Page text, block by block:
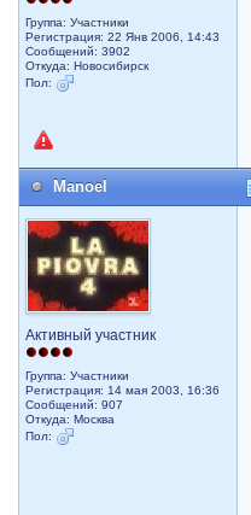
Группа: Участники
Регистрация: 22 Янв 2006, 14:43
Сообщений: 3902
Откуда: Новосибирск
Пол:
Manoel
Активный участник
Группа: Участники
Регистрация: 14 мая 2003, 16:36
Сообщений: 907
Откуда: Москва
Пол: